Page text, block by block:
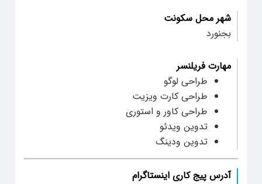
شهر محل سکونت
بجنورد
مهارت فریلنسر
طراحی لوگو
طراحی کارت ویزیت
طراحی کاور و استوری
تدوین ویدئو
تدوین ودینگ
آدرس پیج کاری اینستاگرام